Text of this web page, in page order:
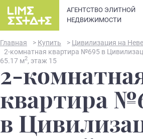
АГЕНТСТВО ЭЛИТНОЙ
НЕДВИЖИМОСТИ
О
Элитная
Главная > Купить > Цивилизация на Неве
2-комнатная квартира №695 в
65.17 м2, этаж 15
2-
квартира
в